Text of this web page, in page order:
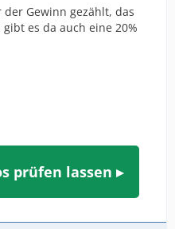
Gewinn gezählt, das
es da auch eine 20%
prüfen lassen ▸